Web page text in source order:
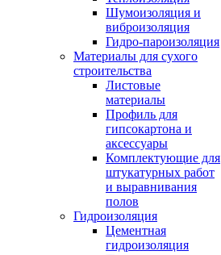
Шумоизоляция и
виброизоляция
Гидро-пароизоляция
Материалы для сухого
строительства
Листовые
материалы
Профиль для
гипсокартона и
аксессуары
Комплектующие для
штукатурных работ
и выравнивания
полов
Гидроизоляция
Цементная
гидроизоляция